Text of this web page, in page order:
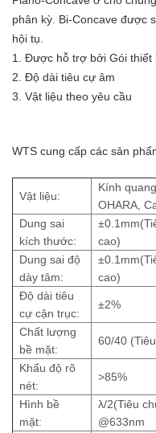
phân kỳ. Bi-Concave được
hội tụ.
1. Được hỗ trợ bởi Gói thiết
2. Độ dài tiêu cự âm
3. Vật liệu theo yêu cầu
WTS cung cấp các sản
Vật liệu:
Kính
OHARA,
Dung sai
kích thước:
cao)
Dung sai độ
dày tâm:
cao)
Độ dài tiêu
cự cận trục:
±2%
Chất lượng
bề mặt:
60/40
Khẩu độ rõ
nét:
>85%
Hình bề
mặt:
λ/2(Tiêu
@633nm